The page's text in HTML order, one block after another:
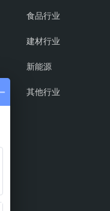
食品行业
建材行业
新能源
其他行业